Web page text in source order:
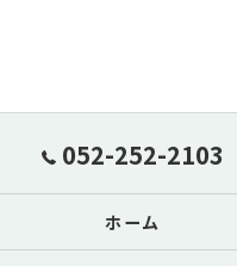
052-252-2103
ホーム